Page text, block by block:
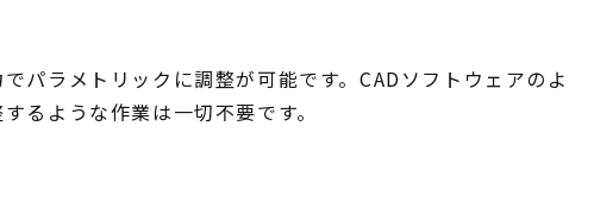
パラメトリックに調整が可能です。CADソフトウェアのよ
るような作業は一切不要です。